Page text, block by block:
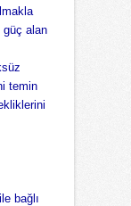
güç alan
temin
bağlı